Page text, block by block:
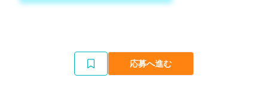
応募へ進む